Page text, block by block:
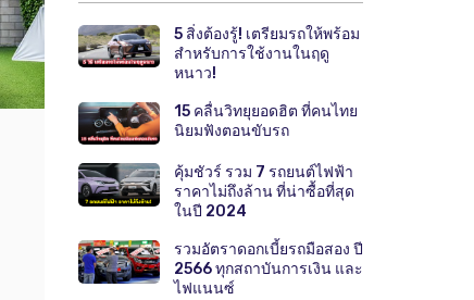
5 สิ่งต้องรู้! เตรียมรถให้พร้อม
สำหรับการใช้งานในฤดู
หนาว!
15 คลื่นวิทยุยอดฮิต ที่คนไทย
นิยมฟังตอนขับรถ
คุ้มชัวร์ รวม 7 รถยนต์ไฟฟ้า
ราคาไม่ถึงล้าน ที่น่าซื้อที่สุด
ในปี 2024
รวมอัตราดอกเบี้ยรถมือสอง ปี
2566 ทุกสถาบันการเงิน และ
ไฟแนนซ์